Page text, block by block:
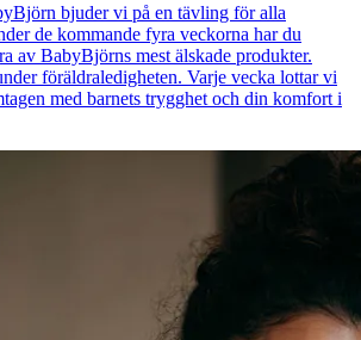
bjuder vi på en tävling för alla
de kommande fyra veckorna har du
av BabyBjörns mest älskade produkter.
föräldraledigheten. Varje vecka lottar vi
med barnets trygghet och din komfort i